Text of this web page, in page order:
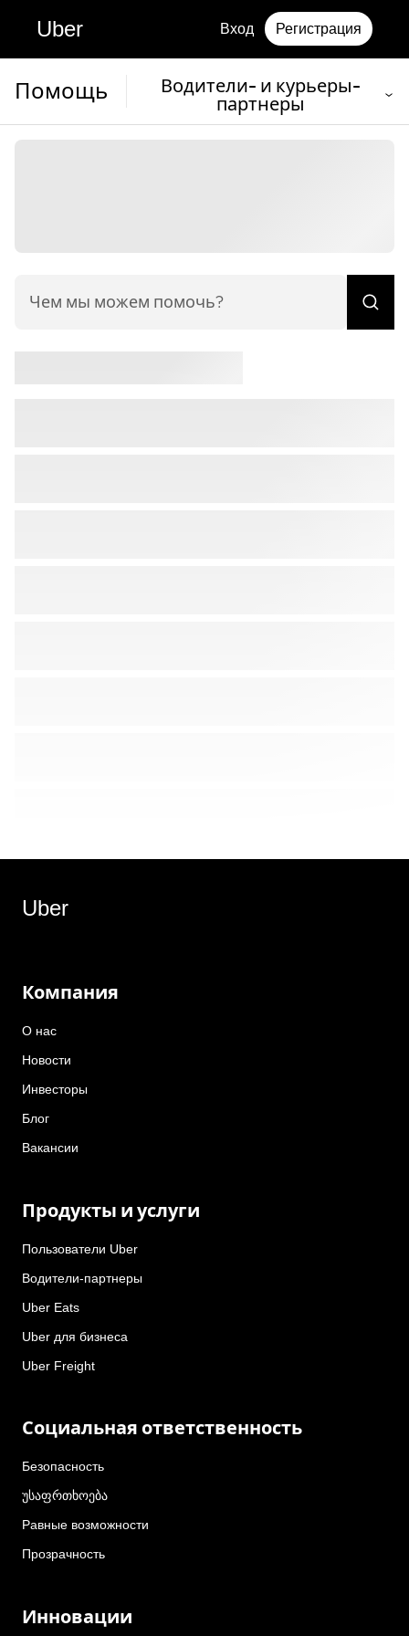
Uber Вход Регистрация
Помощь
Водители- и курьеры-
партнеры
Uber
Компания
О нас
Новости
Инвесторы
Блог
Вакансии
Продукты и услуги
Пользователи Uber
Водители-партнеры
Uber Eats
Uber для бизнеса
Uber Freight
Социальная ответственность
Безопасность
უსაფრთხოება
Равные возможности
Прозрачность
Инновации